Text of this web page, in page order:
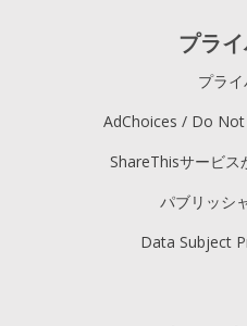
プラ
プラ
AdChoices / Do
ShareThisサービス
パブリッシ
Data Subject